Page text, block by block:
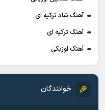
آهنگ شاد ترکیه ای
آهنگ ترکیه ای
آهنگ اوزبکی
خوانندگان